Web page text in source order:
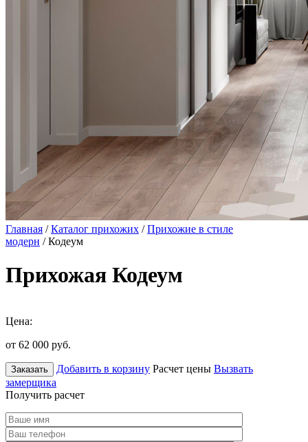
Главная /Каталог прихожих /Прихожие в стиле
модерн / Кодеум
Прихожая Кодеум
Цена:
от 62 000 руб.
Заказать Добавить в корзину Расчет цены Вызвать
замерщика
Получить расчет